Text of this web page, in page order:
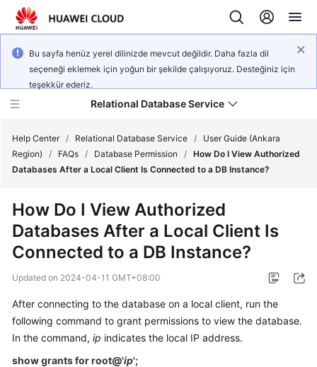
Bu sayfa henüz yerel dilinizde mevcut değildir. Daha fazla dil
seçeneği eklemek için yoğun bir şekilde çalışıyoruz. Desteğiniz için
teşekkür ederiz.
Relational Database Service
Service
Overview
Getting
Started
Help Center / Relational Database Service /
User Guide (Ankara
Region)
/ FAQs / Database Permission / How Do I View Authorized
Databases After a Local Client Is Connected to a DB Instance?
How Do I View Authorized
Databases After a Local Client Is
Connected to a DB Instance?
Updated on 2024-04-11 GMT+08:00
After connecting to the database on a local client, run the
following command to grant permissions to view the database.
In the command, ip indicates the local IP address.
show grants for root@'ip';